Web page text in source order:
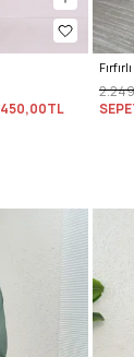
450,00TL